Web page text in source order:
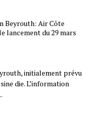
Beyrouth: Air Côte
lancement du 29 mars
initialement prévu
die. L’information